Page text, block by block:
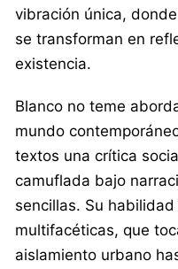
vibración única,
se transforman en
existencia.
Blanco no teme
mundo
textos una crítica
camuflada bajo
sencillas. Su
multifacéticas, que
aislamiento urbano